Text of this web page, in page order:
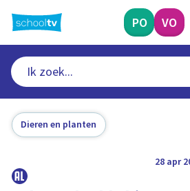
naar
hoofdinhoud
PO VO
Dieren en planten
28 apr